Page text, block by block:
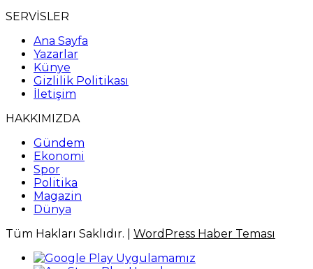
SERVİSLER
Ana Sayfa
Yazarlar
Künye
Gizlilik Politikası
İletişim
HAKKIMIZDA
Gündem
Ekonomi
Spor
Politika
Magazin
Dünya
Tüm Hakları Saklıdır. | WordPress Haber Teması